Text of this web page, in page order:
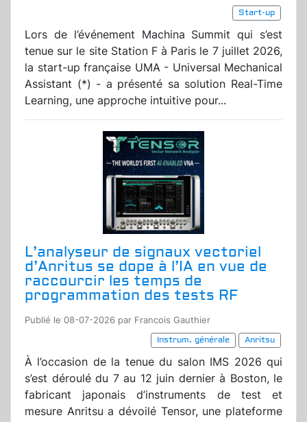
Start-up
Lors de l’événement Machina Summit qui s’est
tenue sur le site Station F à Paris le 7 juillet 2026,
la start-up française UMA - Universal Mechanical
Assistant (*) - a présenté sa solution Real-Time
Learning, une approche intuitive pour...
L’analyseur de signaux vectoriel
d’Anritus se dope à l’IA en vue de
raccourcir les temps de
programmation des tests RF
Publié le 08-07-2026 par Francois Gauthier
Instrum. générale
Anritsu
À l’occasion de la tenue du salon IMS 2026 qui
s’est déroulé du 7 au 12 juin dernier à Boston, le
fabricant japonais d’instruments de test et
mesure Anritsu a dévoilé Tensor, une plateforme